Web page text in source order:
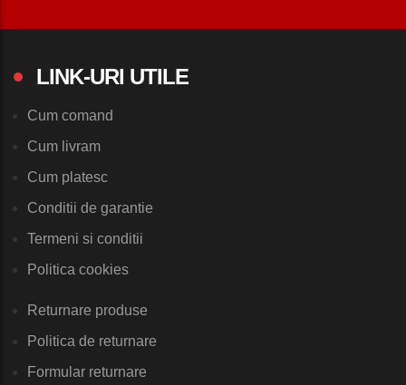
LINK-URI UTILE
Cum comand
Cum livram
Cum platesc
Conditii de garantie
Termeni si conditii
Politica cookies
Returnare produse
Politica de returnare
Formular returnare